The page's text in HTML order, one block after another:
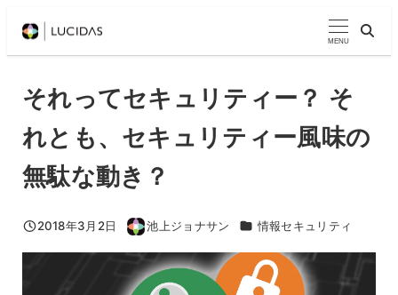
MENU
それってセキュリティー？ そ
れとも、セキュリティー風味の
無駄な動き？
投稿日
2018年3月2日
著
者
池上ジョナサン カテゴリー
情報セキュリティ